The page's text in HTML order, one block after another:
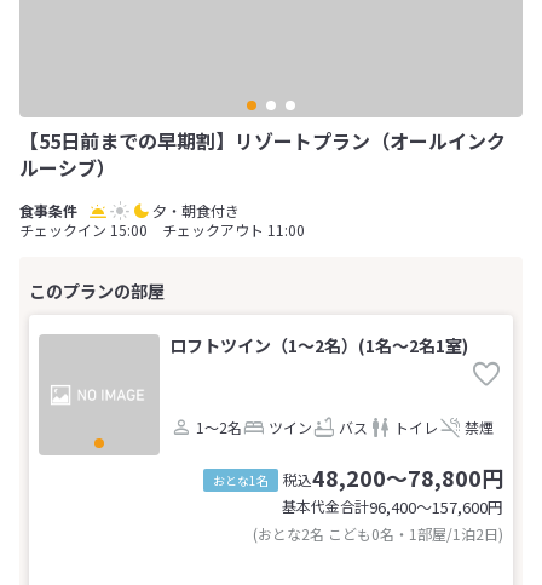
【55日前までの早期割】リゾートプラン（オールインク
ルーシブ）
夕・朝食付き
チェックイン 15:00 チェックアウト 11:00
ロフトツイン（1～2名）(1名～2名1室)
1～2名 ツイン バス トイレ 禁煙
おとな1名 税込48,200～78,800円
基本代金合計96,400〜157,600円
(おとな2名 こども0名・1部屋/1泊2日)